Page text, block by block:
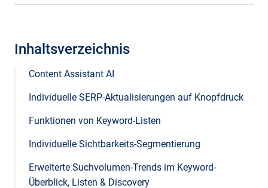
Inhaltsverzeichnis
Content Assistant AI
Individuelle SERP-Aktualisierungen auf Knopfdruck
Funktionen von Keyword-Listen
Individuelle Sichtbarkeits-Segmentierung
Erweiterte Suchvolumen-Trends im Keyword-
Überblick, Listen & Discovery